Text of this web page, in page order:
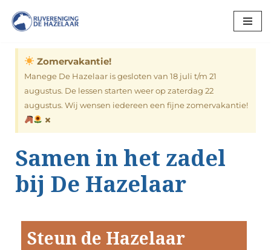
Ga
naar
inhoud
Zomervakantie!
Manege De Hazelaar is gesloten van 18 juli t/m 21
augustus. De lessen starten weer op zaterdag 22
augustus. Wij wensen iedereen een fijne zomervakantie!
×
Samen in het zadel
bij De Hazelaar
Steun de Hazelaar